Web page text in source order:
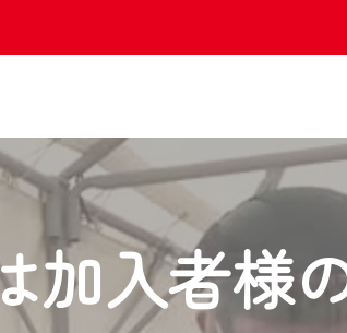
加入者様
お知ら
Web TV』は2024年9月24日からリニ